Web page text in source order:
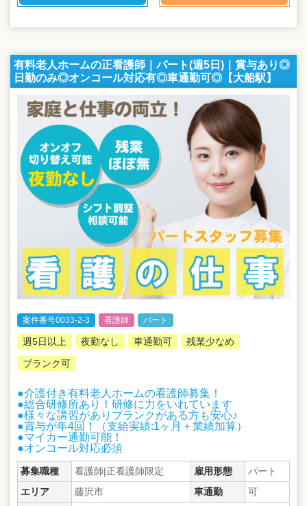
有料老人ホームの正看護師｜パート(週5日)｜賞与あり◎
日勤のみ◎オンコール対応有◎車通勤可◎【大船駅】
案件番号0033-2-3 看護師 パート
週5日以上 夜勤なし 車通勤可
残業少なめ
ブランク可
●介護付き有料老人ホームの看護師募集！
●総合研修所あり！研修に力をいれています
●様々な講習がありブランクがある方も安心♪
●賞与が年4回！（支給実績:1ヶ月＋業績加算）
●マイカー通勤可能！
●オンコール対応必須
募集職種 看護師|正看護師限定 雇用形態
パート
エリア
藤沢市 車通勤 可